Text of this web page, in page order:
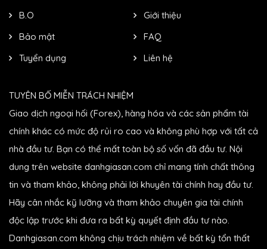
B.O
Giới thiệu
Bảo mật
FAQ
Tuyển dụng
Liên hệ
TUYÊN BỐ MIỄN TRÁCH NHIỆM
Giao dịch ngoại hối (Forex), hàng hóa và các sản phẩm tài
chính khác có mức độ rủi ro cao và không phù hợp với tất cả
nhà đầu tư. Bạn có thể mất toàn bộ số vốn đã đầu tư. Nội
dung trên website danhgiasan.com chỉ mang tính chất thông
tin và tham khảo, không phải lời khuyên tài chính hay đầu tư.
Hãy cân nhắc kỹ lưỡng và tham khảo chuyên gia tài chính
độc lập trước khi đưa ra bất kỳ quyết định đầu tư nào.
Danhgiasan.com không chịu trách nhiệm về bất kỳ tổn thất